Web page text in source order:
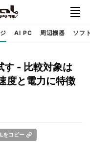
AI PC 周辺機器 ソフ
す - 比較対象は
と電力に特徴
をコピー